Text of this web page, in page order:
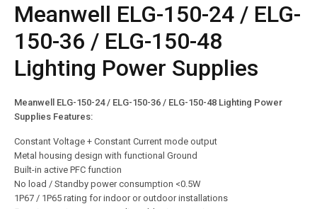
Meanwell ELG-150-24 / ELG-
150-36 / ELG-150-48
Lighting Power Supplies
Meanwell ELG-150-24 / ELG-150-36 / ELG-150-48 Lighting Power
Supplies Features:
Constant Voltage + Constant Current mode output
Metal housing design with functional Ground
Built-in active PFC function
No load / Standby power consumption <0.5W
1P67 / 1P65 rating for indoor or outdoor installations